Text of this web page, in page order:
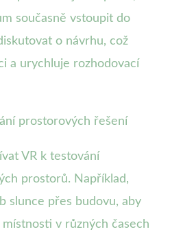
současně vstoupit do
o návrhu, což
a urychluje rozhodovací
prostorových řešení
VR k testování
prostorů. Například,
slunce přes budovu, aby
v různých časech